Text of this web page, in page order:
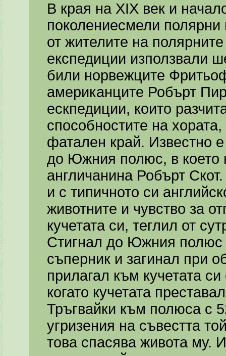
В края на XIX век и
поколениесмели полярни
от жителите на
експедиции използвали
били норвежците
американците Робърт
ескпедиции, които
способностите на
фатален край. Известно е
до Южния полюс, в което
англичанина Робърт
и с типичното си
животните и чувство за
кучетата си, теглил от
Стигнал до Южния полюс
съперник и загинал при
прилагал към кучетата
когато кучетата
Тръгвайки към полюса с
угризения на съвестта
това спасява живота му.